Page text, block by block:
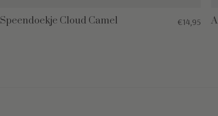
Speendoekje Cloud Camel €14,95